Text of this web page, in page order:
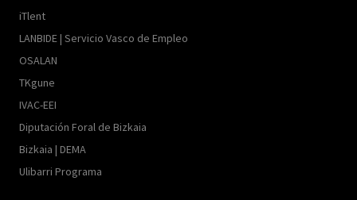
iTlent
LANBIDE | Servicio Vasco de Empleo
OSALAN
TKgune
IVAC-EEI
Diputación Foral de Bizkaia
Bizkaia | DEMA
Ulibarri Programa